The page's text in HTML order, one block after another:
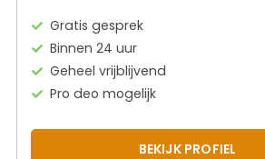
Gratis gesprek
Binnen 24 uur
Geheel vrijblijvend
Pro deo mogelijk
BEKIJK PROFIEL